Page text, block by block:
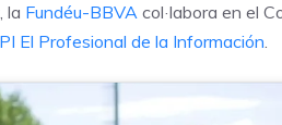
la Fundéu-BBVA col·labora en el
El Profesional de la Información.